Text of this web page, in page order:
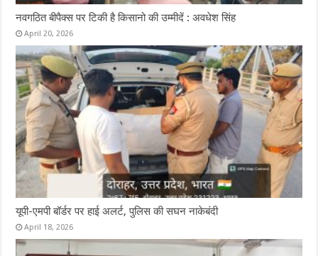
नवगठित बीपैक्स पर टिकी है किसानो की उम्मीदें : अवधेश सिंह
April 20, 2026
यूपी-एमपी बॉर्डर पर हाई अलर्ट, पुलिस की सघन नाकेबंदी
April 18, 2026